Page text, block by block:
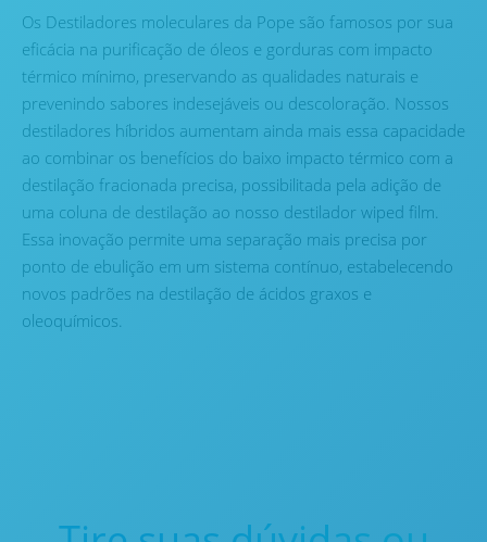
Os Destiladores moleculares da Pope são famosos por sua
eficácia na purificação de óleos e gorduras com impacto
térmico mínimo, preservando as qualidades naturais e
prevenindo sabores indesejáveis ​​ou descoloração. Nossos
destiladores híbridos aumentam ainda mais essa capacidade
ao combinar os benefícios do baixo impacto térmico com a
destilação fracionada precisa, possibilitada pela adição de
uma coluna de destilação ao nosso destilador wiped film.
Essa inovação permite uma separação mais precisa por
ponto de ebulição em um sistema contínuo, estabelecendo
novos padrões na destilação de ácidos graxos e
oleoquímicos.